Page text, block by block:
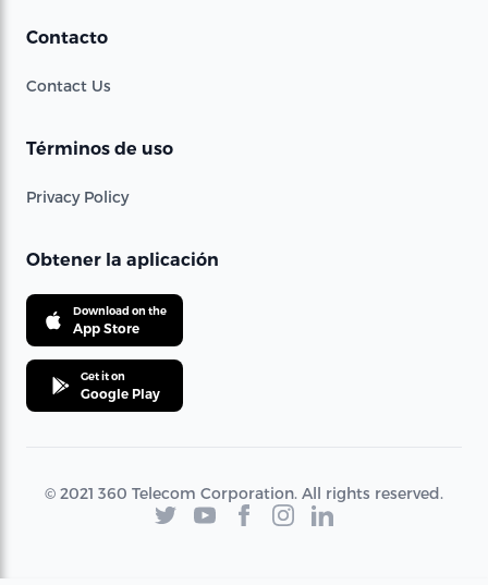
Contacto
Contact Us
Términos de uso
Privacy Policy
Obtener la aplicación
Download on the
App Store
Get it on
Google Play
© 2021 360 Telecom Corporation. All rights reserved.